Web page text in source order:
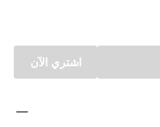
اشتري الآن